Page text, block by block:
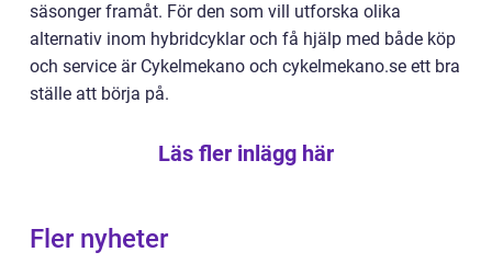
säsonger framåt. För den som vill utforska olika
alternativ inom hybridcyklar och få hjälp med både köp
och service är Cykelmekano och cykelmekano.se ett bra
ställe att börja på.
Läs fler inlägg här
Fler nyheter